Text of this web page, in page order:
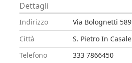
Dettagli
Indirizzo
Via Bolognetti 589
Città
S. Pietro In Casale
Telefono
333 7866450